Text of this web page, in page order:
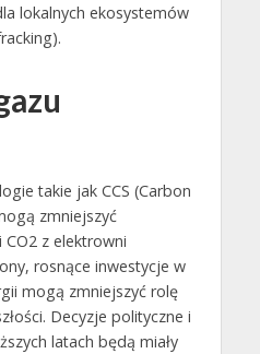
lokalnych ekosystemów
takie jak CCS (Carbon
zmniejszyć
z elektrowni
rosnące inwestycje w
mogą zmniejszyć rolę
Decyzje polityczne i
latach będą miały